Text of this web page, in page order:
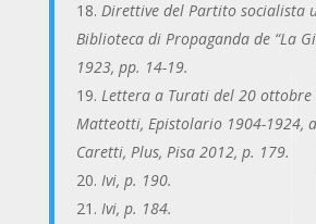
Direttive del Partito socialista
Biblioteca di Propaganda de “La
1923, pp. 14-19.
Lettera a Turati del 20 ottobre
Matteotti, Epistolario 1904-1924,
Caretti, Plus, Pisa 2012, p. 179.
Ivi, p. 190.
Ivi, p. 184.